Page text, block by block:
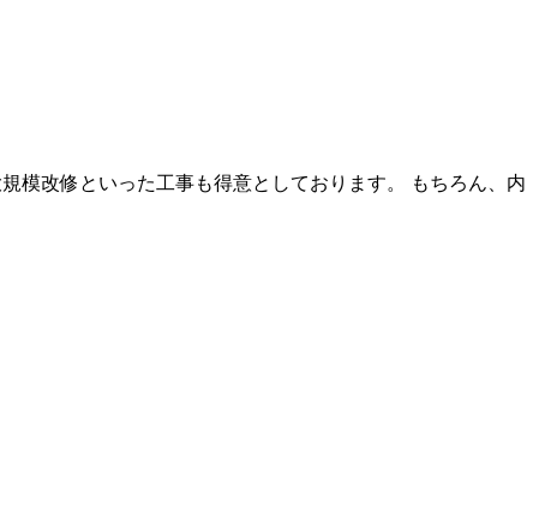
模改修といった工事も得意としております。 もちろん、内